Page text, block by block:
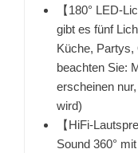
【180° LED-
gibt es fünf
Küche, Partys,
beachten Sie:
erscheinen
wird)
【HiFi-
Sound 360°